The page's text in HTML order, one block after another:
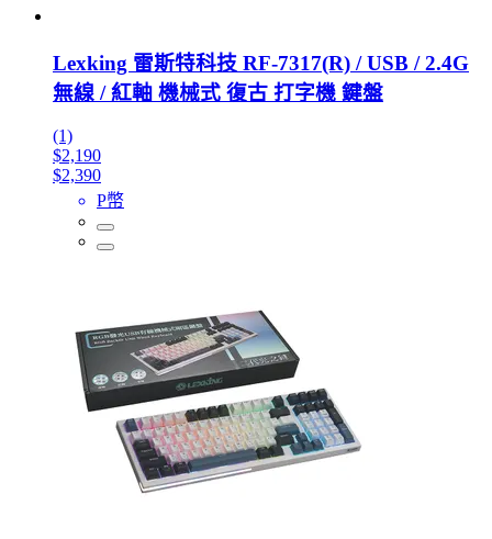
Lexking 雷斯特科技 RF-7317(R) / USB / 2.4G
無線 / 紅軸 機械式 復古 打字機 鍵盤
(1)
$2,190
$2,390
P幣